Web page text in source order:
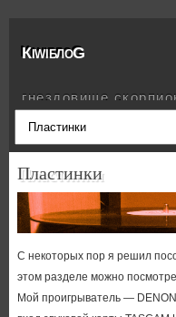
КiwiблоG
гнездовище
Пластинки
С некоторых пор я решил
этом разделе можно
Мой проигрыватель —